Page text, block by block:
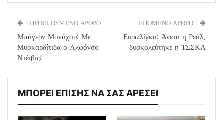
ΠΡΟΗΓΟΥΜΕΝΟ ΑΡΘΡΟ
Μπάγερν Μονάχου: Με
Μυοκαρδίτιδα ο Αλφόνσο
Ντέιβις!
ΕΠΟΜΕΝΟ ΑΡΘΡΟ
Ευρωλίγκα: Άνετα η Ρεάλ,
δυσκολεύτηκε η ΤΣΣΚΑ
ΜΠΟΡΕΙ ΕΠΙΣΗΣ ΝΑ ΣΑΣ ΑΡΕΣΕΙ